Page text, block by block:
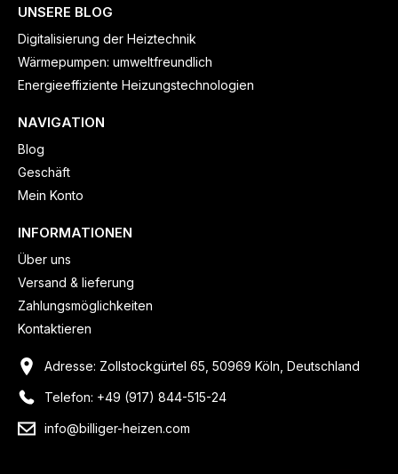
UNSERE BLOG
Digitalisierung der Heiztechnik
Wärmepumpen: umweltfreundlich
Energieeffiziente Heizungstechnologien
NAVIGATION
Blog
Geschäft
Mein Konto
INFORMATIONEN
Über uns
Versand & lieferung
Zahlungsmöglichkeiten
Kontaktieren
Adresse: Zollstockgürtel 65, 50969 Köln, Deutschland
Telefon: +49 (917) 844-515-24
info@billiger-heizen.com